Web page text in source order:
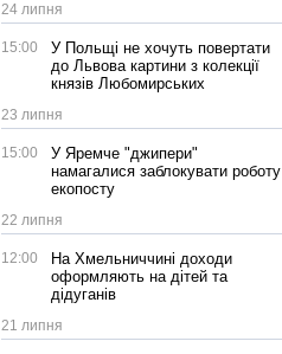
24 липня
15:00
У Польщі не хочуть повертати
до Львова картини з колекції
князів Любомирських
23 липня
15:00
У Яремче "джипери"
намагалися заблокувати роботу
екопосту
22 липня
12:00
На Хмельниччині доходи
оформляють на дітей та
дідуганів
21 липня